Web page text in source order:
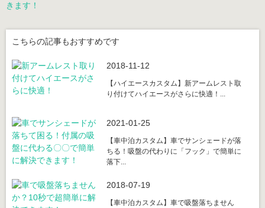
きます！
こちらの記事もおすすめです
2018-11-12
【ハイエースカスタム】新アームレスト取
り付けてハイエースがさらに快適！...
2021-01-25
【車中泊カスタム】車でサンシェードが落
ちる！吸盤の代わりに「フック」で簡単に
落下...
2018-07-19
【車中泊カスタム】車で吸盤落ちません